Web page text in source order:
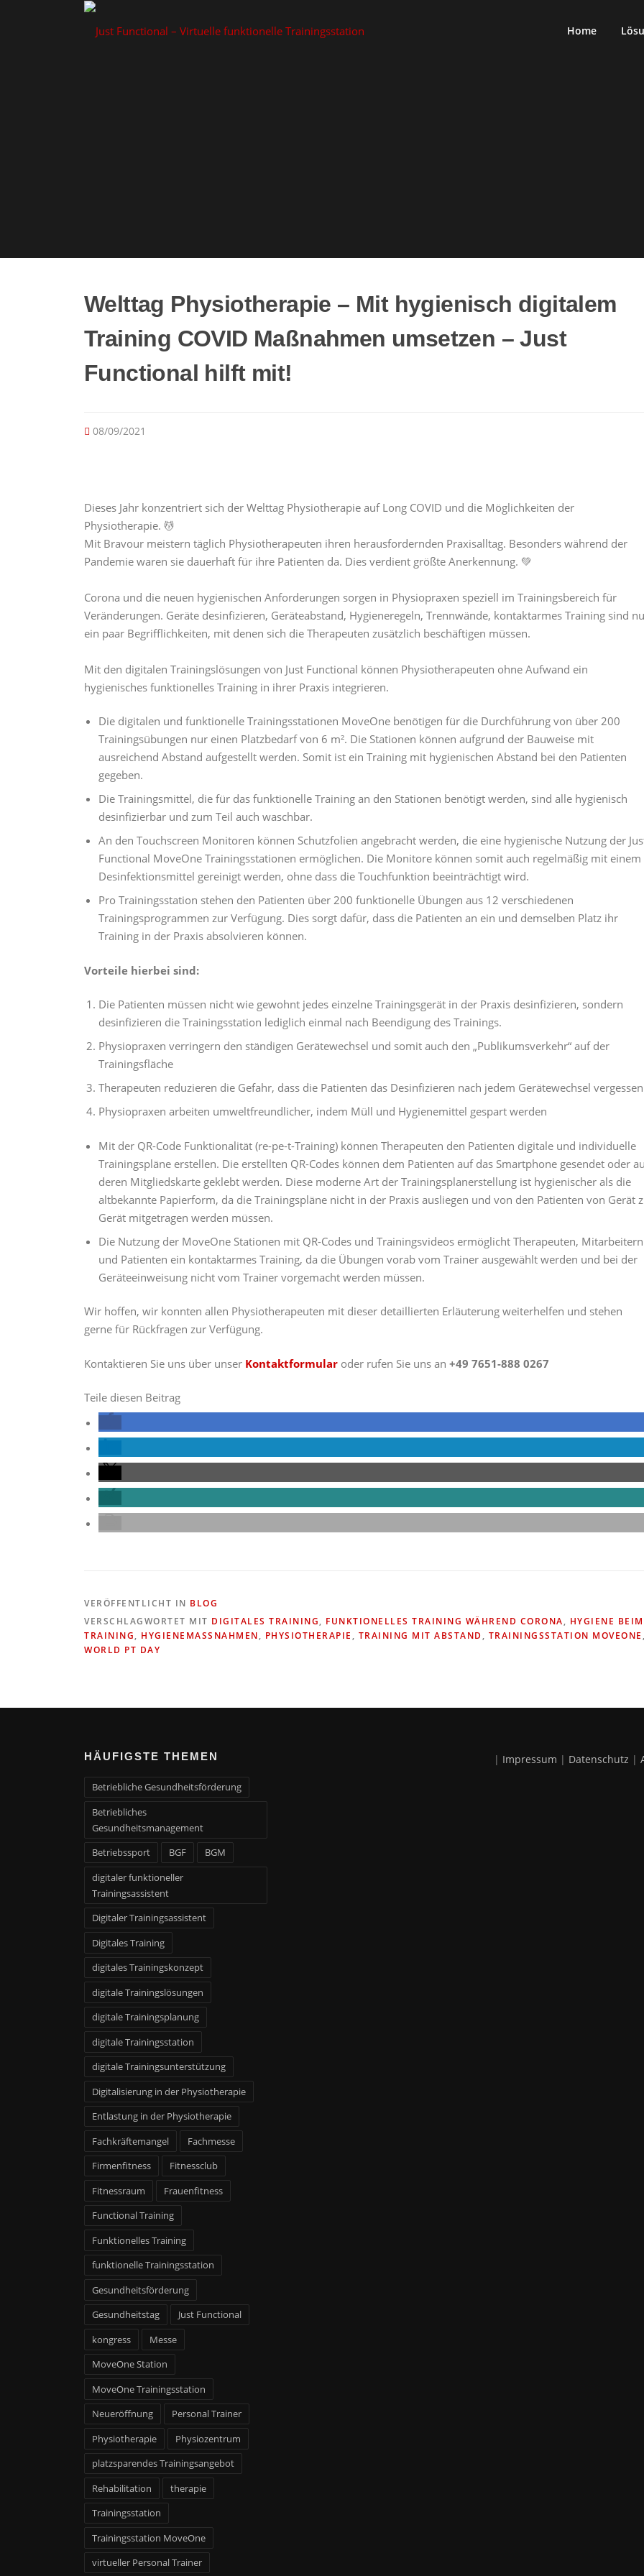
Home
Welttag Physiotherapie – Mit hygienisch digitalem
Training COVID Maßnahmen umsetzen – Just
Functional hilft mit!
08/09/2021
Dieses Jahr konzentriert sich der Welttag Physiotherapie auf Long COVID und die Möglichkeiten der
Physiotherapie. 💆
Mit Bravour meistern täglich Physiotherapeuten ihren herausfordernden Praxisalltag. Besonders während der
Pandemie waren sie dauerhaft für ihre Patienten da. Dies verdient größte Anerkennung. 💚
Corona und die neuen hygienischen Anforderungen sorgen in Physiopraxen speziell im Trainingsbereich für
Veränderungen. Geräte desinfizieren, Geräteabstand, Hygieneregeln, Trennwände, kontaktarmes Training sind
ein paar Begrifflichkeiten, mit denen sich die Therapeuten zusätzlich beschäftigen müssen.
Mit den digitalen Trainingslösungen von Just Functional können Physiotherapeuten ohne Aufwand ein
hygienisches funktionelles Training in ihrer Praxis integrieren.
Die digitalen und funktionelle Trainingsstationen MoveOne benötigen für die Durchführung von über 200
Trainingsübungen nur einen Platzbedarf von 6 m². Die Stationen können aufgrund der Bauweise mit
ausreichend Abstand aufgestellt werden. Somit ist ein Training mit hygienischen Abstand bei den Patienten
gegeben.
Die Trainingsmittel, die für das funktionelle Training an den Stationen benötigt werden, sind alle hygienisch
desinfizierbar und zum Teil auch waschbar.
An den Touchscreen Monitoren können Schutzfolien angebracht werden, die eine hygienische Nutzung der
Functional MoveOne Trainingsstationen ermöglichen. Die Monitore können somit auch regelmäßig mit einem
Desinfektionsmittel gereinigt werden, ohne dass die Touchfunktion beeinträchtigt wird.
Pro Trainingsstation stehen den Patienten über 200 funktionelle Übungen aus 12 verschiedenen
Trainingsprogrammen zur Verfügung. Dies sorgt dafür, dass die Patienten an ein und demselben Platz ihr
Training in der Praxis absolvieren können.
Vorteile hierbei sind:
Die Patienten müssen nicht wie gewohnt jedes einzelne Trainingsgerät in der Praxis desinfizieren, sondern
desinfizieren die Trainingsstation lediglich einmal nach Beendigung des Trainings.
Physiopraxen verringern den ständigen Gerätewechsel und somit auch den „Publikumsverkehr“ auf der
Trainingsfläche
Therapeuten reduzieren die Gefahr, dass die Patienten das Desinfizieren nach jedem Gerätewechsel vergessen
Physiopraxen arbeiten umweltfreundlicher, indem Müll und Hygienemittel gespart werden
Mit der QR-Code Funktionalität (re-pe-t-Training) können Therapeuten den Patienten digitale und individuelle
Trainingspläne erstellen. Die erstellten QR-Codes können dem Patienten auf das Smartphone gesendet oder
deren Mitgliedskarte geklebt werden. Diese moderne Art der Trainingsplanerstellung ist hygienischer als die
altbekannte Papierform, da die Trainingspläne nicht in der Praxis ausliegen und von den Patienten von Gerät
Gerät mitgetragen werden müssen.
Die Nutzung der MoveOne Stationen mit QR-Codes und Trainingsvideos ermöglicht Therapeuten, Mitarbeitern
und Patienten ein kontaktarmes Training, da die Übungen vorab vom Trainer ausgewählt werden und bei der
Geräteeinweisung nicht vom Trainer vorgemacht werden müssen.
Wir hoffen, wir konnten allen Physiotherapeuten mit dieser detaillierten Erläuterung weiterhelfen und stehen
gerne für Rückfragen zur Verfügung.
Kontaktieren Sie uns über unser Kontaktformular oder rufen Sie uns an +49 7651-888 0267
Teile diesen Beitrag
VERÖFFENTLICHT IN BLOG
VERSCHLAGWORTET MIT DIGITALES TRAINING, FUNKTIONELLES TRAINING WÄHREND CORONA, HYGIENE BEIM
TRAINING, HYGIENEMASSNAHMEN , PHYSIOTHERAPIE , TRAINING MIT ABSTAND , TRAININGSSTATION MOVEONE
WORLD PT DAY
HÄUFIGSTE THEMEN
Betriebliche Gesundheitsförderung
Betriebliches
Gesundheitsmanagement
Betriebssport
BGF
BGM
digitaler funktioneller
Trainingsassistent
Digitaler Trainingsassistent
Digitales Training
digitales Trainingskonzept
digitale Trainingslösungen
digitale Trainingsplanung
digitale Trainingsstation
digitale Trainingsunterstützung
Digitalisierung in der Physiotherapie
Entlastung in der Physiotherapie
Fachkräftemangel
Fachmesse
Firmenfitness
Fitnessclub
Fitnessraum
Frauenfitness
Functional Training
Funktionelles Training
funktionelle Trainingsstation
Gesundheitsförderung
Gesundheitstag
Just Functional
kongress
Messe
MoveOne Station
MoveOne Trainingsstation
Neueröffnung
Personal Trainer
Physiotherapie
Physiozentrum
platzsparendes Trainingsangebot
Rehabilitation
therapie
Trainingsstation
Trainingsstation MoveOne
virtueller Personal Trainer
| Impressum | Datenschutz |